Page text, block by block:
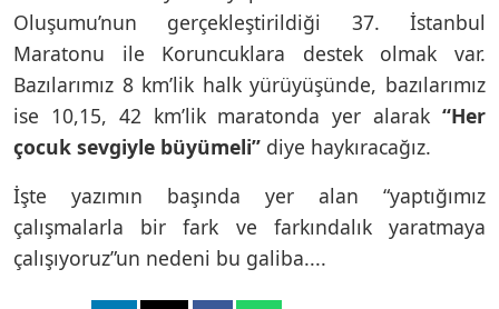
Oluşumu’nun gerçekleştirildiği 37. İstanbul
Maratonu ile Koruncuklara destek olmak var.
Bazılarımız 8 km’lik halk yürüyüşünde, bazılarımız
ise 10,15, 42 km’lik maratonda yer alarak “Her
çocuk sevgiyle büyümeli” diye haykıracağız.
İşte yazımın başında yer alan “yaptığımız
çalışmalarla bir fark ve farkındalık yaratmaya
çalışıyoruz”un nedeni bu galiba....